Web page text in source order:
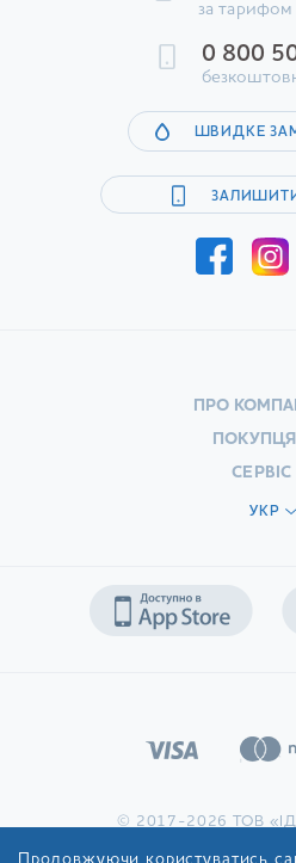
за тарифом
0 800
ШВИДКЕ
ПРО
СЕРВІС
УКР
© 2017-2026 ТОВ
Продовжуючи користуватись